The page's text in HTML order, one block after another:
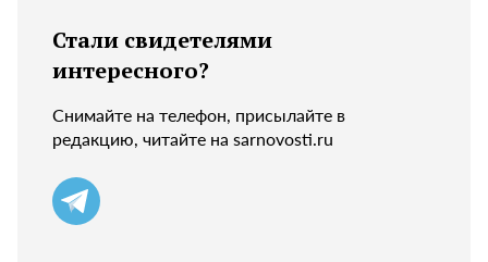
Стали свидетелями
интересного?
Снимайте на телефон, присылайте в
редакцию, читайте на sarnovosti.ru